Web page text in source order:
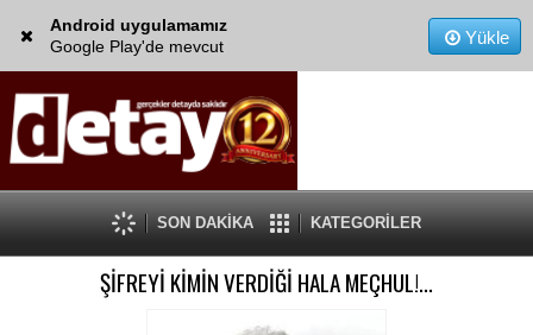
Android uygulamamız
Google Play'de mevcut
Yükle
SON DAKİKA KATEGORİLER
ŞİFREYİ KİMİN VERDİĞİ HALA MEÇHUL!...